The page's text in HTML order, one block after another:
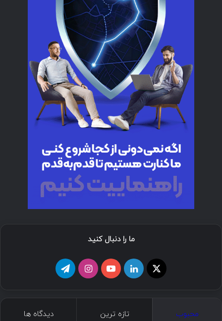
ما را دنبال کنید
محبوب تازه ترین دیدگاه ها